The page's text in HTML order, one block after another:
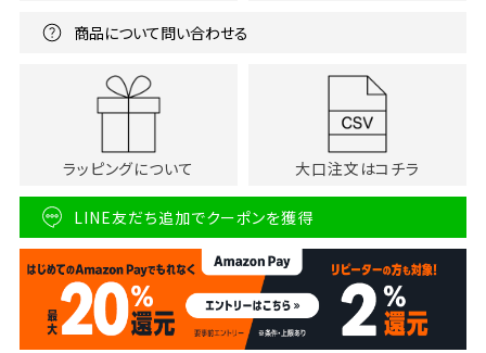
商品について問い合わせる
ラッピングについて 大口注文はコチラ
LINE友だち追加でクーポンを獲得